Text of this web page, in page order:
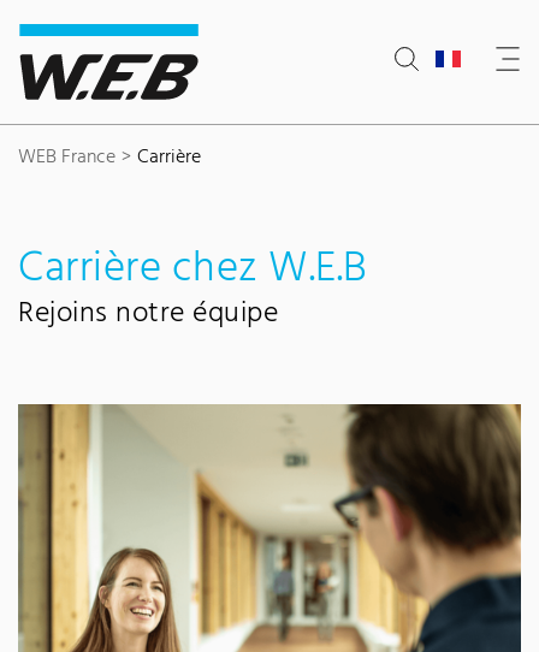
Content Area
Search
Main navigation
Contact
Footer
WEB France Carrière
Carrière chez W.E.B
Rejoins notre équipe